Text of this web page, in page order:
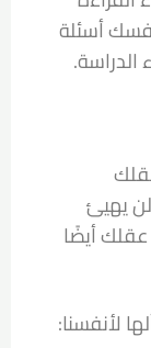
أسئلة
يهيئ
أيضًا
لأنفسنا: